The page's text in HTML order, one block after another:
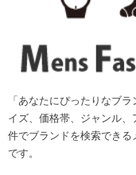
「あなたにぴったりなブ
イズ、価格帯、ジャンル
件でブランドを検索でき
です。